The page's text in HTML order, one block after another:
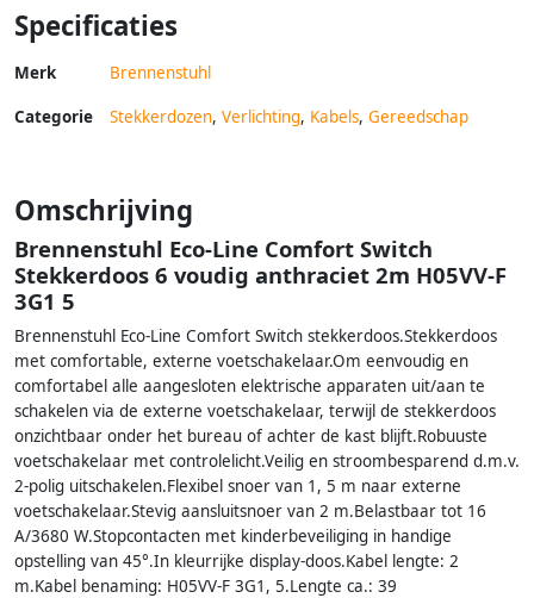
Specificaties
Merk Brennenstuhl
Categorie Stekkerdozen, Verlichting, Kabels, Gereedschap
Omschrijving
Brennenstuhl Eco-Line Comfort Switch
Stekkerdoos 6 voudig anthraciet 2m H05VV-F
3G1 5
Brennenstuhl Eco-Line Comfort Switch stekkerdoos.Stekkerdoos
met comfortable, externe voetschakelaar.Om eenvoudig en
comfortabel alle aangesloten elektrische apparaten uit/aan te
schakelen via de externe voetschakelaar, terwijl de stekkerdoos
onzichtbaar onder het bureau of achter de kast blijft.Robuuste
voetschakelaar met controlelicht.Veilig en stroombesparend d.m.v.
2-polig uitschakelen.Flexibel snoer van 1, 5 m naar externe
voetschakelaar.Stevig aansluitsnoer van 2 m.Belastbaar tot 16
A/3680 W.Stopcontacten met kinderbeveiliging in handige
opstelling van 45°.In kleurrijke display-doos.Kabel lengte: 2
m.Kabel benaming: H05VV-F 3G1, 5.Lengte ca.: 39